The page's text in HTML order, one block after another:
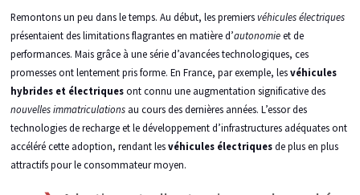
Remontons un peu dans le temps. Au début, les premiersvéhicules électriques
présentaient des limitations flagrantes en matière d’autonomieet de
performances. Mais grâce à une série d’avancées technologiques, ces
promesses ont lentement pris forme. En France, par exemple, lesvéhicules
hybrides et électriquesont connu une augmentation significative des
nouvelles immatriculationsau cours des dernières années. L’essor des
technologies de recharge et le développement d’infrastructures adéquates ont
accéléré cette adoption, rendant lesvéhicules électriquesde plus en plus
attractifs pour le consommateur moyen.